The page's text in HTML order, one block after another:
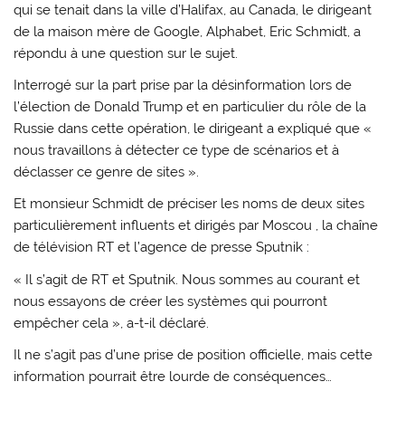
qui se tenait dans la ville d’Halifax, au Canada, le dirigeant
de la maison mère de Google, Alphabet, Eric Schmidt, a
répondu à une question sur le sujet.
Interrogé sur la part prise par la désinformation lors de
l’élection de Donald Trump et en particulier du rôle de la
Russie dans cette opération, le dirigeant a expliqué que «
nous travaillons à détecter ce type de scénarios et à
déclasser ce genre de sites ».
Et monsieur Schmidt de préciser les noms de deux sites
particulièrement influents et dirigés par Moscou , la chaîne
de télévision RT et l’agence de presse Sputnik :
« Il s’agit de RT et Sputnik. Nous sommes au courant et
nous essayons de créer les systèmes qui pourront
empêcher cela », a-t-il déclaré.
Il ne s’agit pas d’une prise de position officielle, mais cette
information pourrait être lourde de conséquences…